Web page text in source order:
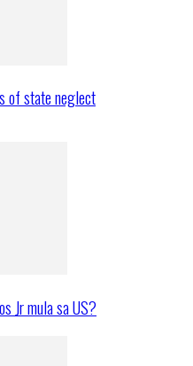
of state neglect
Jr mula sa US?